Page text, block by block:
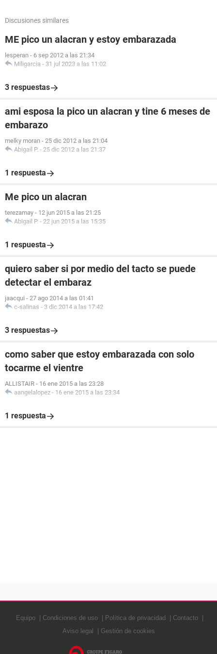
Discusiones similares
ME pico un alacran y estoy embarazada
lesperan - 6 sep 2012 a las 21:34
Miligarcia - 31 jul 2023 a las 11:02
3 respuestas
ami esposa la pico un alacran y tine 6 meses de
embarazo
melky moran - 25 dic 2012 a las 21:04
Abigail P. - 25 dic 2012 a las 21:37
1 respuesta
Me pico un alacran
terezamay - 12 jun 2015 a las 21:25
Abigail P. - 22 jun 2015 a las 15:35
1 respuesta
quiero saber si por medio del tacto se puede
detectar el embaraz
jaacqui - 27 ago 2014 a las 01:41
c-salinas - 3 dic 2014 a las 17:42
3 respuestas
como saber que estoy embarazada con solo
tocarme el vientre
ALLISTAIR - 16 ene 2015 a las 23:28
aangelalopez - 16 ene 2015 a las 23:34
1 respuesta
Equipo Condiciones de uso Política de privacidad
Contacto
Aviso legal
Gestión de cookies